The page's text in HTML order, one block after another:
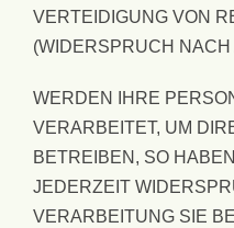
VERTEIDIGUNG VON
(WIDERSPRUCH NACH
WERDEN IHRE
VERARBEITET, UM
BETREIBEN, SO
JEDERZEIT
VERARBEITUNG SIE